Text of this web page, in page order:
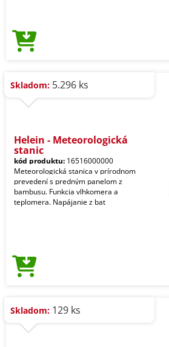
Skladom: 5.296 ks
Helein - Meteorologická
stanic
kód produktu: 16516000000
Meteorologická stanica v prírodnom
prevedení s predným panelom z
bambusu. Funkcia vlhkomera a
teplomera. Napájanie z bat
Skladom: 129 ks